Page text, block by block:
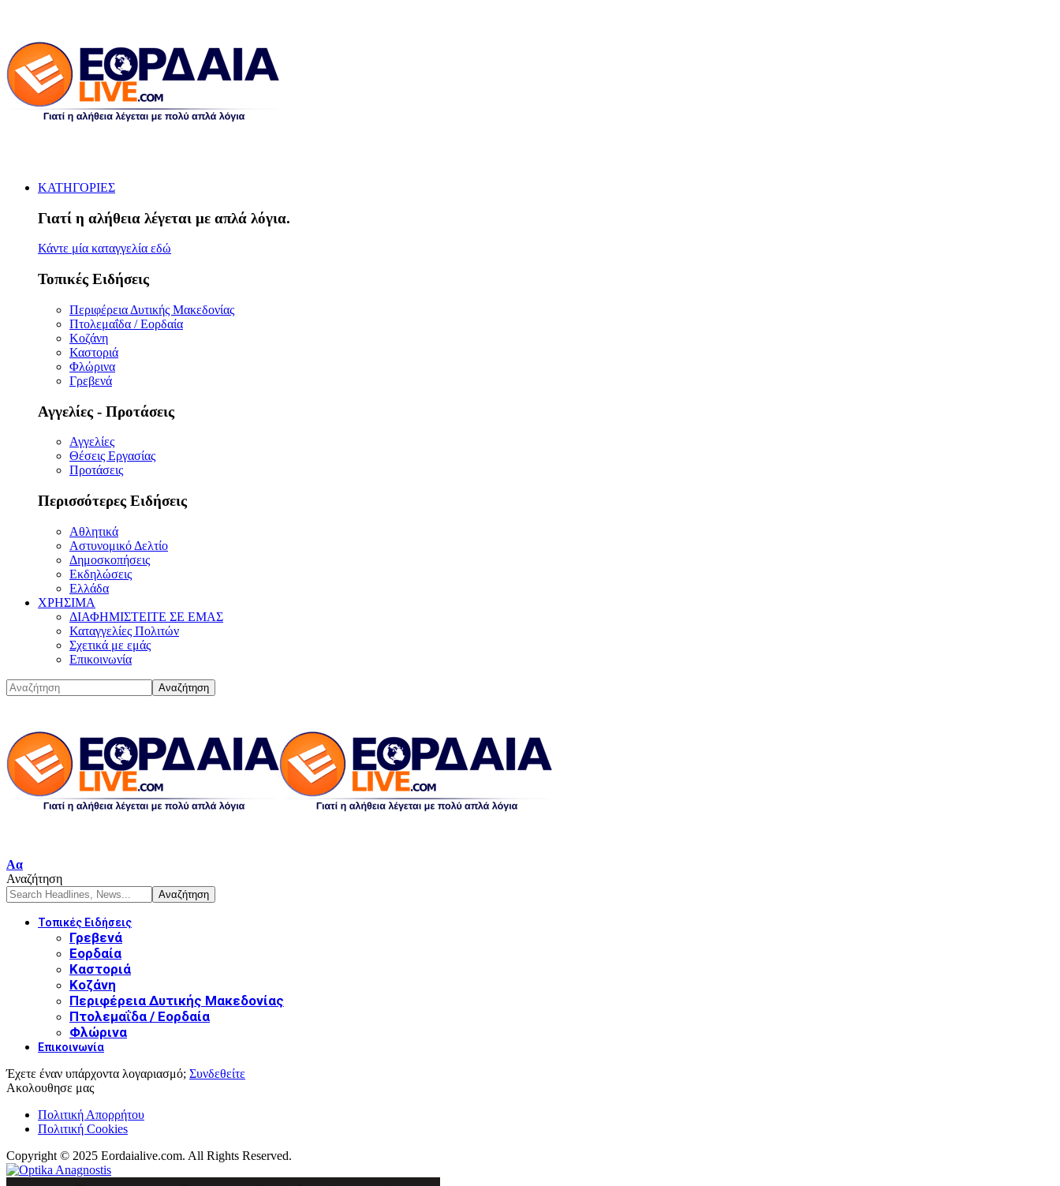
ΚΑΤΗΓΟΡΙΕΣ
Γιατί η αλήθεια λέγεται με απλά λόγια.
Κάντε μία καταγγελία εδώ
Τοπικές Ειδήσεις
Περιφέρεια Δυτικής Μακεδονίας
Πτολεμαΐδα / Εορδαία
Κοζάνη
Καστοριά
Φλώρινα
Γρεβενά
Αγγελίες - Προτάσεις
Αγγελίες
Θέσεις Εργασίας
Προτάσεις
Περισσότερες Ειδήσεις
Αθλητικά
Αστυνομικό Δελτίο
Δημοσκοπήσεις
Εκδηλώσεις
Ελλάδα
ΧΡΗΣΙΜΑ
ΔΙΑΦΗΜΙΣΤΕΙΤΕ ΣΕ ΕΜΑΣ
Καταγγελίες Πολιτών
Σχετικά με εμάς
Επικοινωνία
Font
Resizer
Αα
Αναζήτηση
Τοπικές Ειδήσεις
Γρεβενά
Εορδαία
Καστοριά
Κοζάνη
Περιφέρεια Δυτικής Μακεδονίας
Πτολεμαΐδα / Εορδαία
Φλώρινα
Επικοινωνία
Έχετε έναν υπάρχοντα λογαριασμό; Συνδεθείτε
Ακολουθησε μας
Πολιτική Απορρήτου
Πολιτική Cookies
Copyright © 2025 Eordaialive.com. All Rights Reserved.